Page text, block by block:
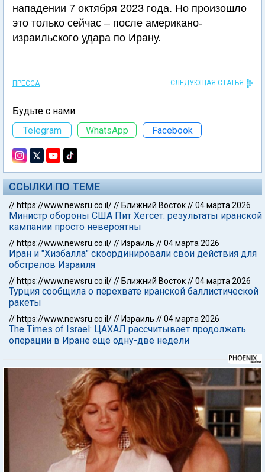
нападении 7 октября 2023 года. Но произошло
это только сейчас – после американо-
израильского удара по Ирану.
ПРЕССА СЛЕДУЮЩАЯ СТАТЬЯ
Будьте с нами:
Telegram
WhatsApp Facebook
ССЫЛКИ ПО ТЕМЕ
// https://www.newsru.co.il/// Ближний Восток//04 марта 2026
Министр обороны США Пит Хегсет: результаты иранской
кампании просто невероятны
// https://www.newsru.co.il/// Израиль //04 марта 2026
Иран и "Хизбалла" скоординировали свои действия для
обстрелов Израиля
// https://www.newsru.co.il/// Ближний Восток//04 марта 2026
Турция сообщила о перехвате иранской баллистической
ракеты
// https://www.newsru.co.il/// Израиль //04 марта 2026
The Times of Israel: ЦАХАЛ рассчитывает продолжать
операции в Иране еще одну-две недели